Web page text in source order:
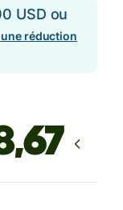
USD ou
réduction